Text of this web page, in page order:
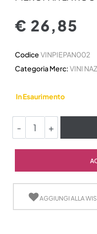
€ 26,85
Codice VINPIEPAN002
Categoria Merc: VINI
In Esaurimento
AGGIUNGI ALLA